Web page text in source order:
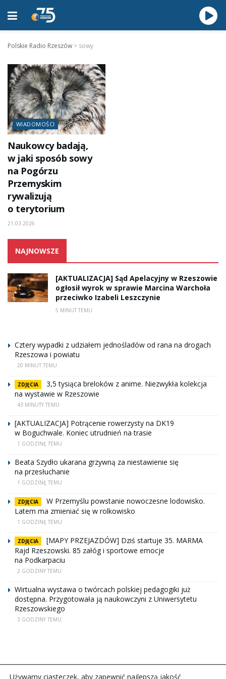
Polskie Radio Rzeszów > sowy
WIADOMOŚCI
Naukowcy badają,
w jaki sposób sowy
na Pogórzu
Przemyskim
rywalizują
o terytorium
21.03.2026
NAJNOWSZE
[AKTUALIZACJA] Sąd Apelacyjny w Rzeszowie
ogłosił wyrok w sprawie Marcina Warchoła
przeciwko Izabeli Leszczynie
5 MINUT TEMU
Cztery wypadki z udziałem jednośladów od rana na drogach
Rzeszowa i powiatu
20 MINUT TEMU
ZDJĘCIA
3,5 tysiąca breloków z anime. Niezwykła kolekcja
na wystawie w Rzeszowie
43 MINUTY TEMU
[AKTUALIZACJA] Potrącenie rowerzysty na DK19
w Boguchwale. Koniec utrudnień na trasie
1 GODZINĘ TEMU
Beata Szydło ukarana grzywną za niestawienie się
na przesłuchanie
1 GODZINĘ TEMU
ZDJĘCIA
W Przemyślu powstanie nowoczesne lodowisko.
Latem ma zmieniać się w rolkowisko
1 GODZINĘ TEMU
ZDJĘCIA
[MAPY PRZEJAZDÓW] Dziś startuje 35. MARMA
Rajd Rzeszowski. 85 załóg i sportowe emocje
na Podkarpaciu
2 GODZINY TEMU
Wirtualna wystawa o twórcach polskiej pedagogiki już
dostępna. Przygotowała ją naukowczyni z Uniwersytetu
Rzeszowskiego
3 GODZINY TEMU
Używamy ciasteczek, aby zapewnić najlepszą jakość